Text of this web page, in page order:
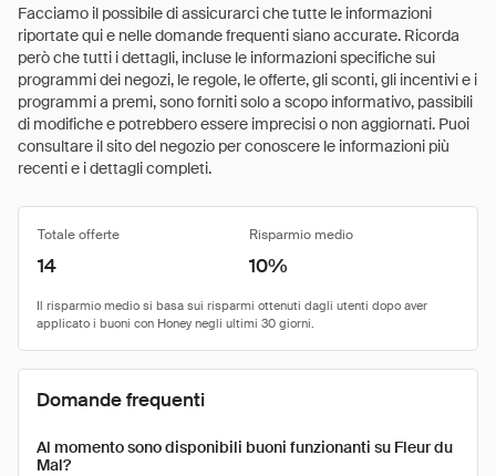
Facciamo il possibile di assicurarci che tutte le informazioni
riportate qui e nelle domande frequenti siano accurate. Ricorda
però che tutti i dettagli, incluse le informazioni specifiche sui
programmi dei negozi, le regole, le offerte, gli sconti, gli incentivi e i
programmi a premi, sono forniti solo a scopo informativo, passibili
di modifiche e potrebbero essere imprecisi o non aggiornati. Puoi
consultare il sito del negozio per conoscere le informazioni più
recenti e i dettagli completi.
Totale offerte Risparmio medio
14 10%
Domande frequenti
Al momento sono disponibili buoni funzionanti su Fleur du
Mal?